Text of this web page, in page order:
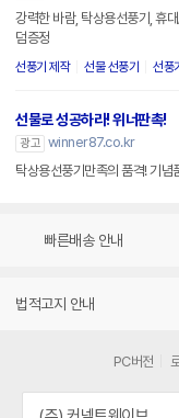
강력한 바람, 탁상용선풍기, 휴
덤증정
선풍기 제작 선물 선풍기 선풍
선물로 성공하라! 위너판촉!
광고 winner87.co.kr
탁상용선풍기만족의 품격! 기념
빠른배송 안내
법적고지 안내
PC버전